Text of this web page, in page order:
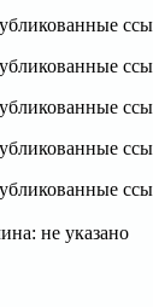
не указано